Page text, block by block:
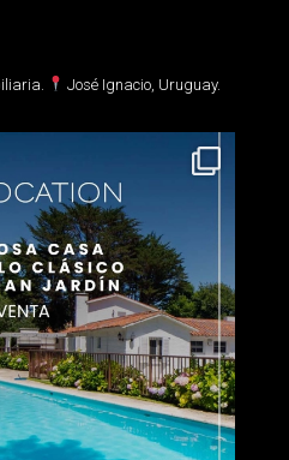
José Ignacio, Uruguay.